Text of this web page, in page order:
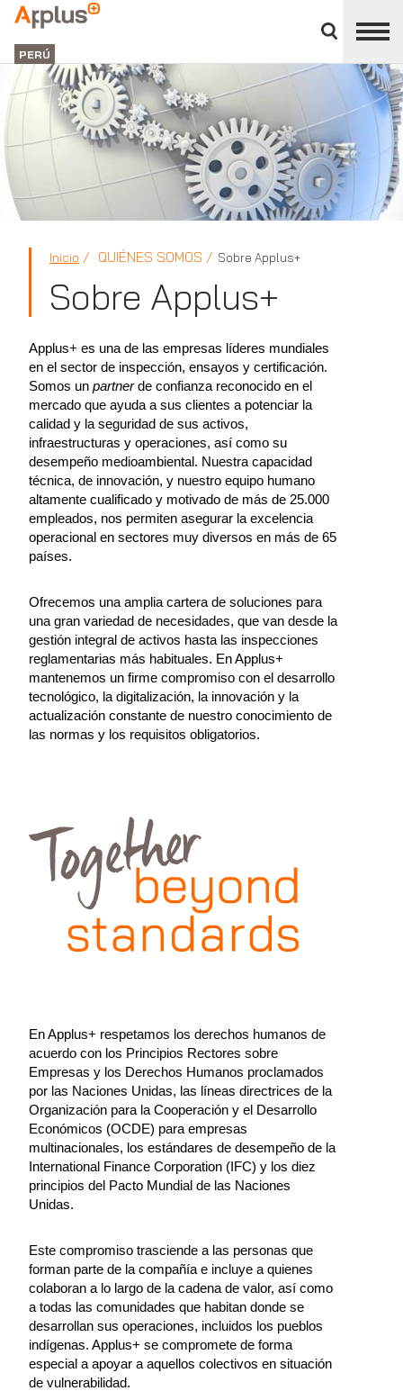
panel
Applus+
GROUP
PERÚ
Inicio QUIÉNES SOMOS Sobre Applus+
Sobre Applus+
Applus+ es una de las empresas líderes mundiales
en el sector de inspección, ensayos y certificación.
Somos un partnerde confianza reconocido en el
mercado que ayuda a sus clientes a potenciar la
calidad y la seguridad de sus activos,
infraestructuras y operaciones, así como su
desempeño medioambiental. Nuestra capacidad
técnica, de innovación, y nuestro equipo humano
altamente cualificado y motivado de más de 25.000
empleados, nos permiten asegurar la excelencia
operacional en sectores muy diversos en más de 65
países.
‪Ofrecemos una amplia cartera de soluciones para
una gran variedad de necesidades, que van desde la
gestión integral de activos hasta las inspecciones
reglamentarias más habituales. En Applus+
mantenemos un firme compromiso con el desarrollo
tecnológico, la digitalización, la innovación y la
actualización constante de nuestro conocimiento de
las normas y los requisitos obligatorios.
En Applus+ respetamos los derechos humanos de
acuerdo con los Principios Rectores sobre
Empresas y los Derechos Humanos proclamados
por las Naciones Unidas, las líneas directrices de la
Organización para la Cooperación y el Desarrollo
Económicos (OCDE) para empresas
multinacionales, los estándares de desempeño de la
International Finance Corporation (IFC) y los diez
principios del Pacto Mundial de las Naciones
Unidas.
Este compromiso trasciende a las personas que
forman parte de la compañía e incluye a quienes
colaboran a lo largo de la cadena de valor, así como
a todas las comunidades que habitan donde se
desarrollan sus operaciones, incluidos los pueblos
indígenas. Applus+ se compromete de forma
especial a apoyar a aquellos colectivos en situación
de vulnerabilidad.